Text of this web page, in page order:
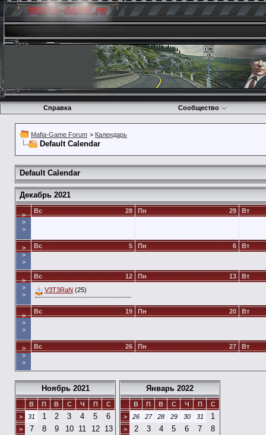
Справка Сообщество
Mafia-Game Forum > Календарь
Default Calendar
Default Calendar
Декабрь 2021
>
>
>
28
Вс 29
Пн Вт
>
>
>
5
Вс 6
Пн Вт
>
>
>
12
Вс
V3T3RaN (25)
13
Пн Вт
>
>
>
19
Вс 20
Пн Вт
>
>
>
26
Вс 27
Пн Вт
Ноябрь 2021
В П В С Ч П
С
>
31 1 2 3 4 5 6
> 7 8 9 10 11 12 13
Январь 2022
В П В С Ч П
С
>
26 27 28 29 30 31 1
> 2 3 4 5 6 7 8